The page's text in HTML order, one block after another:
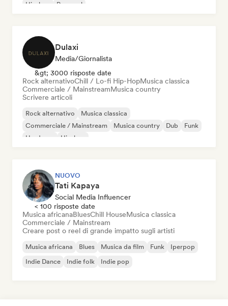
Hip-hop
Pop soul
Dulaxi
Media/Giornalista
&gt; 3000 risposte date
Rock alternativoChill / Lo-fi Hip-HopMusica classica
Commerciale / MainstreamMusica country
Scrivere articoli
Rock alternativo
Musica classica
Commerciale / Mainstream
Musica country Dub
Funk
Hardcore
Hip-hop
NUOVO
Tati Kapaya
Social Media Influencer
< 100 risposte date
Musica africanaBluesChill HouseMusica classica
Commerciale / Mainstream
Creare post o reel di grande impatto sugli artisti
Musica africana Blues Musica da film Funk
Iperpop
Indie Dance
Indie folk Indie pop